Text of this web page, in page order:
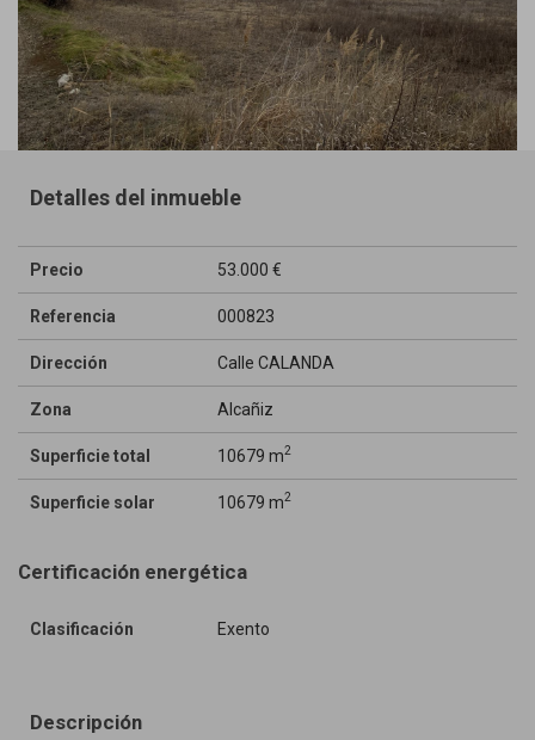
Detalles del inmueble
Precio 53.000 €
Referencia 000823
Dirección Calle CALANDA
Zona Alcañiz
Superficie total 10679 m2
Superficie solar 10679 m2
Certificación energética
Clasificación Exento
Descripción